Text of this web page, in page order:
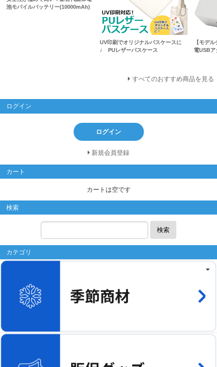
池モバイルバッテリー(10000mAh)
UV印刷でオリジナルパスケースに
♪ PUレザーパスケース
【モデ
電USBア
すべてのおすすめ商品を見る
ログイン
ログイン
新規会員登録
カート
カートは空です
検索
検索
カテゴリ